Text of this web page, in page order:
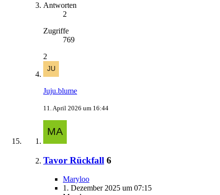
Antworten
2
Zugriffe
769
2
Juju.blume
11. April 2026 um 16:44
Tavor Rückfall 6
Maryloo
1. Dezember 2025 um 07:15